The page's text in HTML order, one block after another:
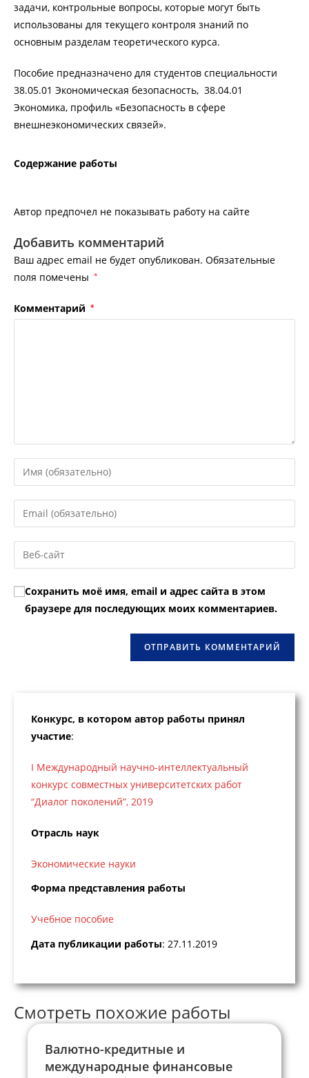
задачи, контрольные вопросы, которые могут быть
использованы для текущего контроля знаний по
основным разделам теоретического курса.
Пособие предназначено для студентов специальности
38.05.01 Экономическая безопасность, 38.04.01
Экономика, профиль «Безопасность в сфере
внешнеэкономических связей».
Содержание работы
Автор предпочел не показывать работу на сайте
Добавить комментарий
Ваш адрес email не будет опубликован. Обязательные
поля помечены *
Комментарий *
Введите
свое
имя
или
пользователя,
чтобы
прокомментировать
Введите
свой
email-
адрес,
прокомментировать
Введите
URL
вашего
веб-
сайта
Сохранить моё имя, email и адрес сайта в этом
браузере для последующих моих комментариев.
Конкурс, в котором автор работы принял
участие:
I Международный научно-интеллектуальный
конкурс совместных университетских работ
“Диалог поколений”, 2019
Отрасль наук
Экономические науки
Форма представления работы
Учебное пособие
Дата публикации работы: 27.11.2019
Смотреть похожие работы
Валютно-кредитные и
международные финансовые